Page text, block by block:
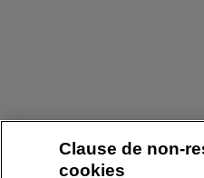
Clause de non-
cookies